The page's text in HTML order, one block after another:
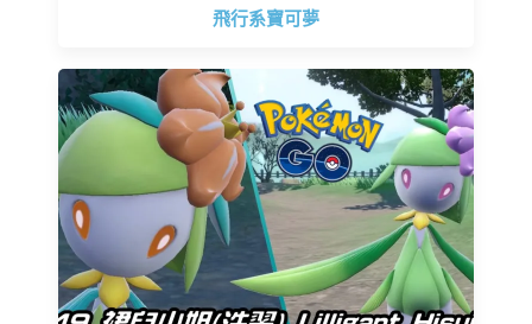
飛行系寶可夢